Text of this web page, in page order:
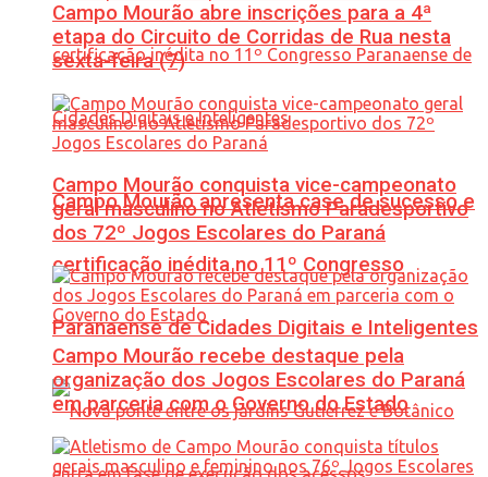
Campo Mourão apresenta case de sucesso e
certificação inédita no 11º Congresso
Paranaense de Cidades Digitais e Inteligentes
Campo Mourão abre inscrições para a 4ª
etapa do Circuito de Corridas de Rua nesta
sexta-feira (7)
Campo Mourão conquista vice-campeonato
geral masculino no Atletismo Paradesportivo
dos 72º Jogos Escolares do Paraná
Campo Mourão recebe destaque pela
organização dos Jogos Escolares do Paraná
em parceria com o Governo do Estado